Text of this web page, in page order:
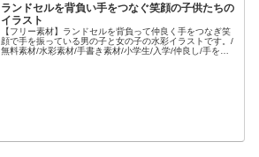
ランドセルを背負い手をつなぐ笑顔の子供たちの
イラスト
【フリー素材】ランドセルを背負って仲良く手をつなぎ笑
顔で手を振っている男の子と女の子の水彩イラストです。/
無料素材/水彩素材/手書き素材/小学生/入学/仲良し/手をつ